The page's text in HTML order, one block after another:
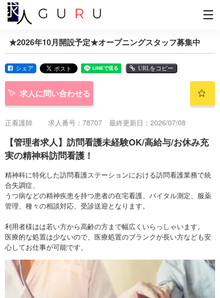
★2026年10月開設予定★オープニングスタッフ募集中
シェア URLをコピー
求人に問い合わせる
正看護師 求人番号：78707 最終更新日：2026/07/08
【管理者求人】訪問看護未経験OK/高給与/お休み充
実の精神科訪問看護！
精神科に特化した訪問看護ステーションにおける訪問看護業務で統
合失調症、
うつ病などの精神疾患を持つ患者の在宅看護、バイタル測定、服薬
管理、種々の相談対応、受診送迎となります。
利用者様はは若い方から高齢の方まで幅広くいらっしゃいます。
医療的な処置は少ないので、医療処置のブランクが長い方なども安
心してお仕事が可能です。